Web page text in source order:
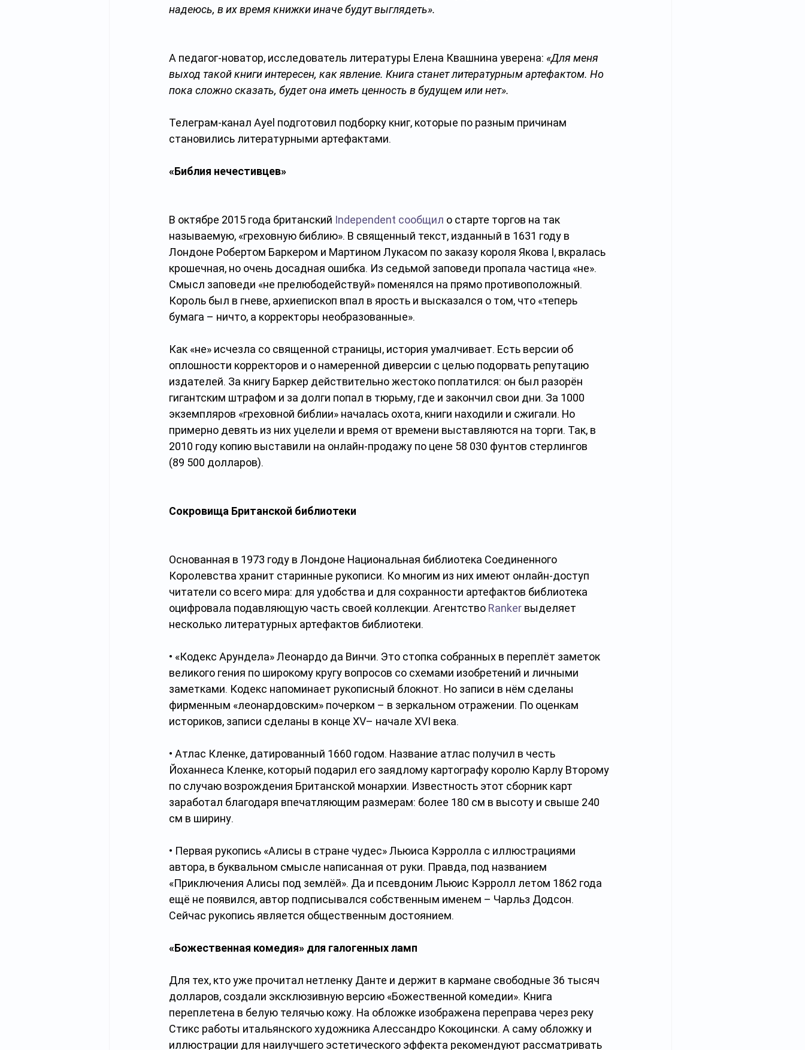
надеюсь, в их время книжки иначе будут выглядеть».
А педагог-новатор, исследователь литературы Елена Квашнина уверена: «Для меня
выход такой книги интересен, как явление. Книга станет литературным артефактом. Но
пока сложно сказать, будет она иметь ценность в будущем или нет».
Телеграм-канал Ayel подготовил подборку книг, которые по разным причинам
становились литературными артефактами.
«Библия нечестивцев»
В октябре 2015 года британский Independent сообщил о старте торгов на так
называемую, «греховную библию». В священный текст, изданный в 1631 году в
Лондоне Робертом Баркером и Мартином Лукасом по заказу короля Якова I, вкралась
крошечная, но очень досадная ошибка. Из седьмой заповеди пропала частица «не».
Смысл заповеди «не прелюбодействуй» поменялся на прямо противоположный.
Король был в гневе, архиепископ впал в ярость и высказался о том, что «теперь
бумага – ничто, а корректоры необразованные».
Как «не» исчезла со священной страницы, история умалчивает. Есть версии об
оплошности корректоров и о намеренной диверсии с целью подорвать репутацию
издателей. За книгу Баркер действительно жестоко поплатился: он был разорён
гигантским штрафом и за долги попал в тюрьму, где и закончил свои дни. За 1000
экземпляров «греховной библии» началась охота, книги находили и сжигали. Но
примерно девять из них уцелели и время от времени выставляются на торги. Так, в
2010 году копию выставили на онлайн-продажу по цене 58 030 фунтов стерлингов
(89 500 долларов).
Сокровища Британской библиотеки
Основанная в 1973 году в Лондоне Национальная библиотека Соединенного
Королевства хранит старинные рукописи. Ко многим из них имеют онлайн-доступ
читатели со всего мира: для удобства и для сохранности артефактов библиотека
оцифровала подавляющую часть своей коллекции. Агентство Ranker выделяет
несколько литературных артефактов библиотеки.
• «Кодекс Арундела» Леонардо да Винчи. Это стопка собранных в переплёт заметок
великого гения по широкому кругу вопросов со схемами изобретений и личными
заметками. Кодекс напоминает рукописный блокнот. Но записи в нём сделаны
фирменным «леонардовским» почерком – в зеркальном отражении. По оценкам
историков, записи сделаны в конце XV– начале XVI века.
• Атлас Кленке, датированный 1660 годом. Название атлас получил в честь
Йоханнеса Кленке, который подарил его заядлому картографу королю Карлу Второму
по случаю возрождения Британской монархии. Известность этот сборник карт
заработал благодаря впечатляющим размерам: более 180 см в высоту и свыше 240
см в ширину.
• Первая рукопись «Алисы в стране чудес» Льюиса Кэрролла с иллюстрациями
автора, в буквальном смысле написанная от руки. Правда, под названием
«Приключения Алисы под землёй». Да и псевдоним Льюис Кэрролл летом 1862 года
ещё не появился, автор подписывался собственным именем – Чарльз Додсон.
Сейчас рукопись является общественным достоянием.
«Божественная комедия» для галогенных ламп
Для тех, кто уже прочитал нетленку Данте и держит в кармане свободные 36 тысяч
долларов, создали эксклюзивную версию «Божественной комедии». Книга
переплетена в белую телячью кожу. На обложке изображена переправа через реку
Стикс работы итальянского художника Алессандро Кокоцински. А саму обложку и
иллюстрации для наилучшего эстетического эффекта рекомендуют рассматривать